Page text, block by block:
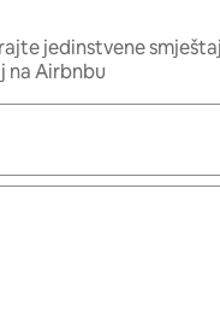
jedinstvene
na Airbnbu
rezultati, moći ćete ih